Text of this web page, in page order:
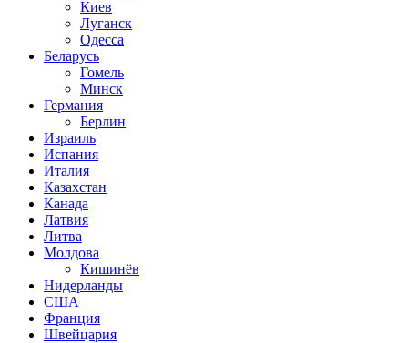
Киев
Луганск
Одесса
Беларусь
Гомель
Минск
Германия
Берлин
Израиль
Испания
Италия
Казахстан
Канада
Латвия
Литва
Молдова
Кишинёв
Нидерланды
США
Франция
Швейцария